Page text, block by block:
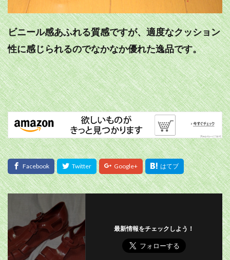
ビニール感あふれる質感ですが、適度なクッション
性に感じられるのでなかなか優れた逸品です。
最新情報をチェックしよう！